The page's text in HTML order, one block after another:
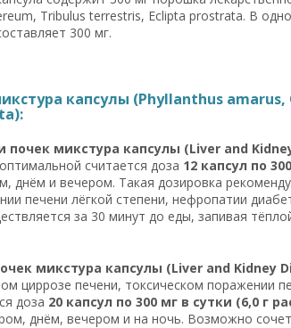
Tribulus terrestris, Eclipta prostrata. В
300 мг.
капсулы (Phyllanthus
микстура капсулы (Liver and
считается доза 12 капсул по
днём и вечером. Такая дозировка
печени лёгкой степени, нефропатии
за 30 минут до еды, запивая
микстура капсулы (Liver and Kidney
циррозе печени, токсическом поражении
доза 20 капсул по 300 мг в сутки (6,0 г
днём, вечером и на ночь. Возможно